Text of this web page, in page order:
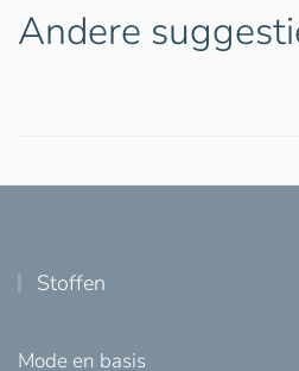
Andere
Stoffen
Mode en basis